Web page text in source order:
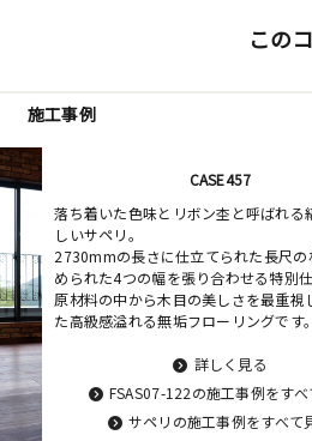
この
施工事例
CASE457
落ち着いた色味とリボン杢と呼ばれる
しいサペリ。
2730mmの長さに仕立てられた長尺の
められた4つの幅を張り合わせる特別仕
原材料の中から木目の美しさを最重視
た高級感溢れる無垢フローリングです。
詳しく見る
FSAS07-122の施工事例をすべ
サペリの施工事例をすべて